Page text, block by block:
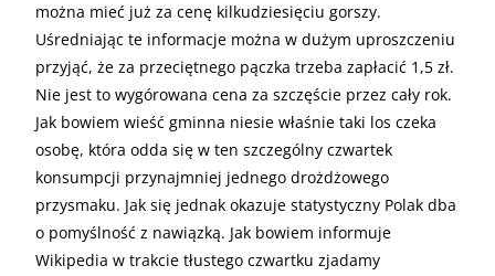
można mieć już za cenę kilkudziesięciu gorszy.
Uśredniając te informacje można w dużym uproszczeniu
przyjąć, że za przeciętnego pączka trzeba zapłacić 1,5 zł.
Nie jest to wygórowana cena za szczęście przez cały rok.
Jak bowiem wieść gminna niesie właśnie taki los czeka
osobę, która odda się w ten szczególny czwartek
konsumpcji przynajmniej jednego drożdżowego
przysmaku. Jak się jednak okazuje statystyczny Polak dba
o pomyślność z nawiązką. Jak bowiem informuje
Wikipedia w trakcie tłustego czwartku zjadamy